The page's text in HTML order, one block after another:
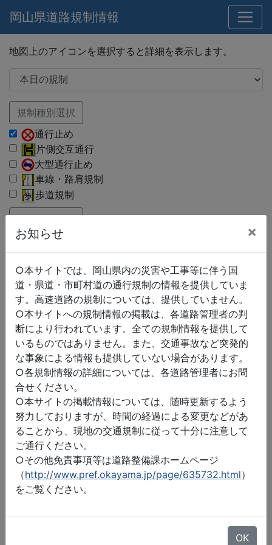
岡山県道路規制情報
お知らせ ×
○本サイトでは、岡山県内の災害や工事等に伴う国
道・県道・市町村道の通行規制の情報を提供していま
す。高速道路の規制については、提供していません。
○本サイトへの規制情報の掲載は、各道路管理者の判
断により行われています。全ての規制情報を提供して
いるものではありません。また、交通事故など突発的
な事象による情報も提供していない場合があります。
○各規制情報の詳細については、各道路管理者にお問
合せください。
○本サイトの掲載情報については、随時更新するよう
努力しておりますが、時間の経過による変更などがあ
ることから、現地の交通規制に従って十分に注意して
ご通行ください。
○その他免責事項等は道路整備課ホームページ
（http://www.pref.okayama.jp/page/635732.html）
をご覧ください。
OK
地図上のアイコンを選択すると詳細を表示します。
規制種別選択
通行止め
片側交互通行
大型通行止め
車線・路肩規制
歩道規制
路線種別選択
国道
県道
市町村道
地図データ©2026 ZENRIN